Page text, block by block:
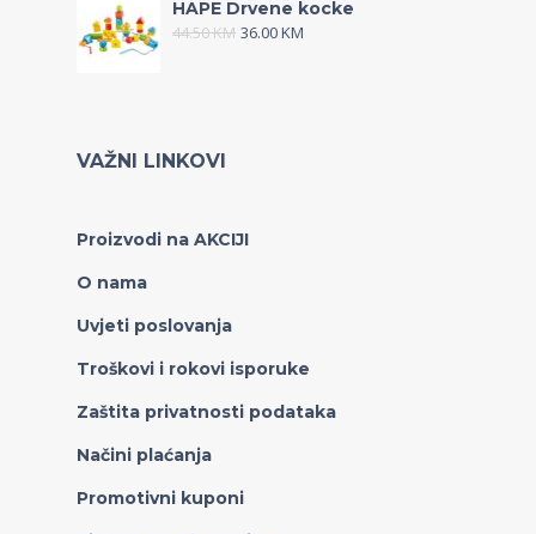
HAPE Drvene kocke
44.50KM 36.00KM
VAŽNI LINKOVI
Proizvodi na AKCIJI
O nama
Uvjeti poslovanja
Troškovi i rokovi isporuke
Zaštita privatnosti podataka
Načini plaćanja
Promotivni kuponi